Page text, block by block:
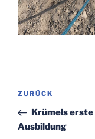
Vorheriger
Beitrag
ZURÜCK
Krümels erste
Ausbildung